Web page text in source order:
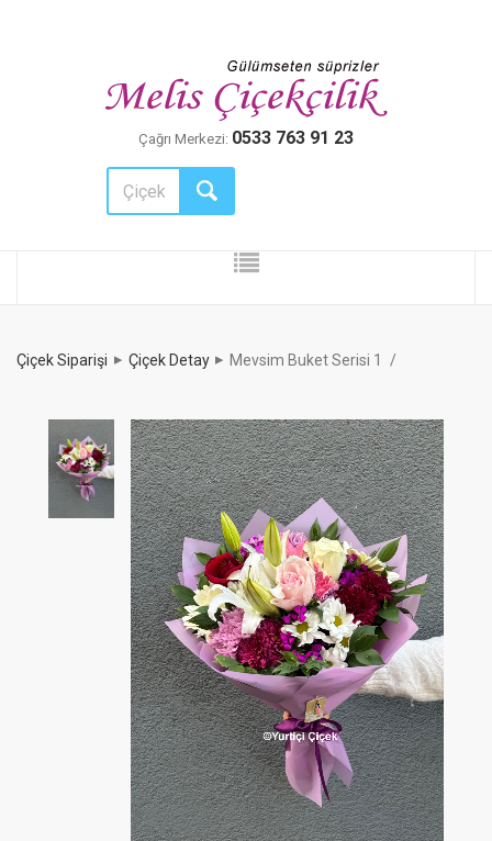
Çağrı Merkezi: 0533 763 91 23
Çiçek Siparişi Çiçek Detay Mevsim Buket Serisi 1